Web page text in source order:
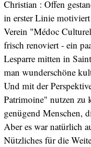
Christian : Offen
in erster Linie
Verein "Médoc
frisch renoviert - ein
Lesparre mitten in
man wunderschöne
Und mit der
Patrimoine" nutzen zu
genügend Menschen,
Aber es war natürlich
Nützliches für die